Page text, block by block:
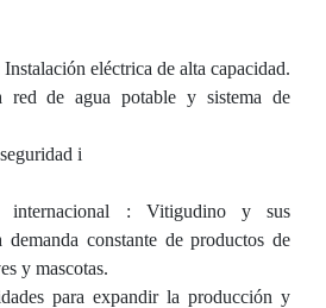
eléctrica de alta capacidad.
red de agua potable y sistema de
i
internacional : Vitigudino y sus
demanda constante de productos de
y mascotas.
para expandir la producción y